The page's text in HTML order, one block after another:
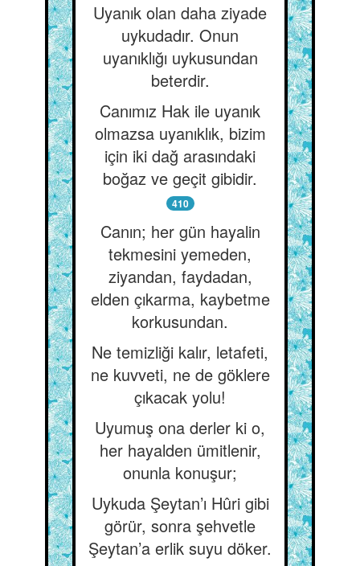
Uyanık olan daha ziyade
uykudadır. Onun
uyanıklığı uykusundan
beterdir.
Canımız Hak ile uyanık
olmazsa uyanıklık, bizim
için iki dağ arasındaki
boğaz ve geçit gibidir.
410
Canın; her gün hayalin
tekmesini yemeden,
ziyandan, faydadan,
elden çıkarma, kaybetme
korkusundan.
Ne temizliği kalır, letafeti,
ne kuvveti, ne de göklere
çıkacak yolu!
Uyumuş ona derler ki o,
her hayalden ümitlenir,
onunla konuşur;
Uykuda Şeytan’ı Hûri gibi
görür, sonra şehvetle
Şeytan’a erlik suyu döker.